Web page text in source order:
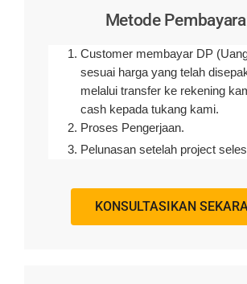
Metode
Customer membayar DP
sesuai harga yang telah
melalui transfer ke rekening
cash kepada tukang kami.
Proses Pengerjaan.
Pelunasan setelah project
KONSULTASIKAN